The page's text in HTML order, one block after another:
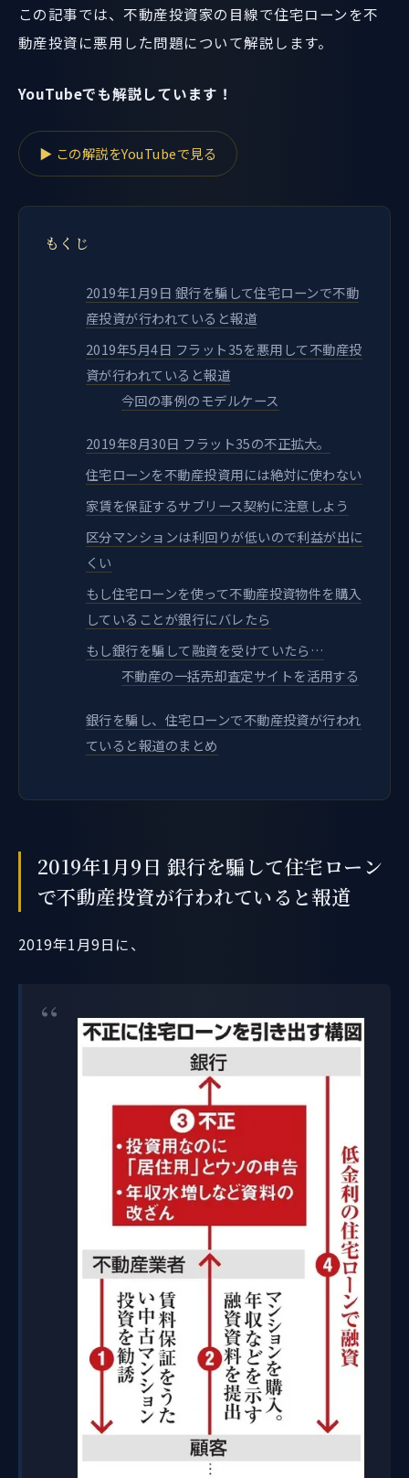
この記事では、不動産投資家の目線で住宅ローンを不
動産投資に悪用した問題について解説します。
YouTubeでも解説しています！
▶ この解説をYouTubeで見る
もくじ
2019年1月9日 銀行を騙して住宅ローンで不動
産投資が行われていると報道
2019年5月4日 フラット35を悪用して不動産投
資が行われていると報道
今回の事例のモデルケース
2019年8月30日 フラット35の不正拡大。
住宅ローンを不動産投資用には絶対に使わない
家賃を保証するサブリース契約に注意しよう
区分マンションは利回りが低いので利益が出に
くい
もし住宅ローンを使って不動産投資物件を購入
していることが銀行にバレたら
もし銀行を騙して融資を受けていたら…
不動産の一括売却査定サイトを活用する
銀行を騙し、住宅ローンで不動産投資が行われ
ていると報道のまとめ
2019年1月9日 銀行を騙して住宅ローン
で不動産投資が行われていると報道
2019年1月9日に、